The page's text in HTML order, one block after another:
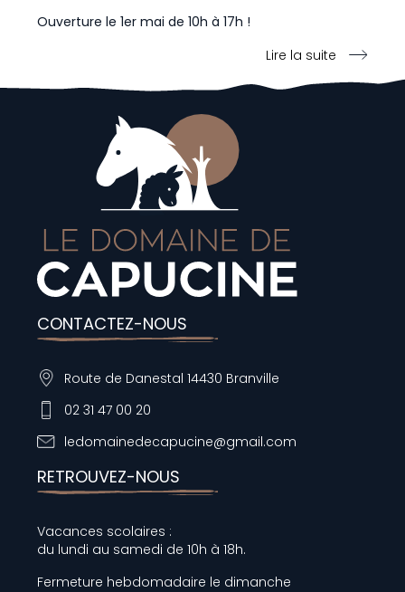
Ouverture le 1er mai de 10h à 17h !
Lire la suite
CONTACTEZ-NOUS
Route de Danestal 14430 Branville
02 31 47 00 20
ledomainedecapucine@gmail.com
RETROUVEZ-NOUS
Vacances scolaires :
du lundi au samedi de 10h à 18h.
Fermeture hebdomadaire le dimanche